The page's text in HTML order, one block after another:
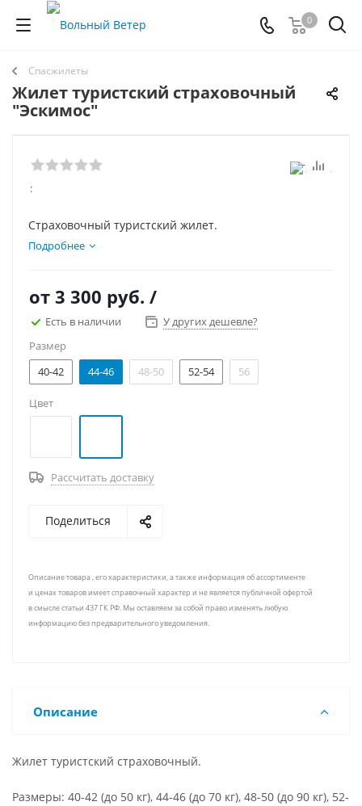
0
Спасжилеты
Жилет туристский страховочный
"Эскимос"
:
Страховочный туристский жилет.
Подробнее
от 3 300 руб. /
Есть в наличии
У других дешевле?
Размер
40-42
44-46 48-50 52-54 56
Цвет
Рассчитать доставку
Поделиться
Описание товара , его характеристики, а также информация об ассортименте
и ценах товаров имеет справочный характер и не является публичной офертой
в смысле статьи 437 ГК РФ. Мы оставляем за собой право изменять любую
информацию без предварительного уведомления.
Описание
Жилет туристский страховочный.
Размеры: 40-42 (до 50 кг), 44-46 (до 70 кг), 48-50 (до 90 кг), 52-